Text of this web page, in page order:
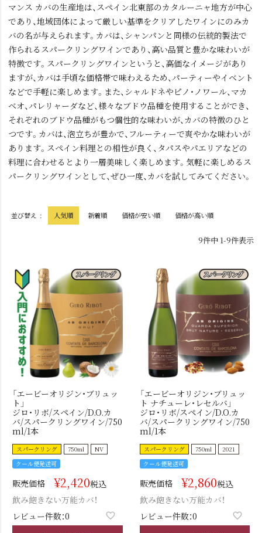
マンス カバの生産地は、スペイン北東部のカタルーニャ地方が中心
であり、地域団体によって厳しい基準をクリアしたワインにのみカ
バの名が与えられます。カバは、シャンパンと同様の伝統的製法で
作られるスパークリングワインであり、高い品質と豊かな味わいが
特徴です。スパークリングワインというと、高価なイメージがあり
ますが、カバは手頃な価格帯で味わえるため、パーティーやイベント
などで手軽に楽しめます。また、シャルドネやピノ・ノワール、マカ
ベオ、パレリャーダなど、様々なブドウ品種を使用することができ、
それぞれのブドウ品種がもつ個性的な味わいが、カバの特徴のひと
つです。カバは、泡立ちが豊かで、フルーティーで爽やかな味わいが
あります。スペイン料理との相性が良く、タパスやパエリアなどの
料理に合わせるとより一層美味しく楽しめます。気軽に楽しめるス
パークリングワインとして、ぜひ一度、カバを試してみてください。
並び替え 人気順 新着順 価格が安い順 価格が高い順
9件中 1-9件表示
「エービーオリジン・ブリュッ
ト」
ジロ・リボ/スペイン/D.O.カ
バ/スパークリングワイン/750
ml/1本
スパークリング 750ml
NV
クール便発送可
販売価格 ¥2,420税込
飲み飽きない万能カバ！
レビュー件数：0
「エービーオリジン・ブリュッ
ト ナチューレ・レセルバ」
ジロ・リボ/スペイン/D.O.カ
バ/スパークリングワイン/750
ml/1本
スパークリング 750ml
2021
クール便発送可
販売価格 ¥2,860税込
飲み飽きない万能カバ！
レビュー件数：0